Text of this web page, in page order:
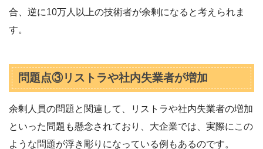
合、逆に10万人以上の技術者が余剰になると考えられま
す。
問題点③リストラや社内失業者が増加
余剰人員の問題と関連して、リストラや社内失業者の増加
といった問題も懸念されており、大企業では、実際にこの
ような問題が浮き彫りになっている例もあるのです。